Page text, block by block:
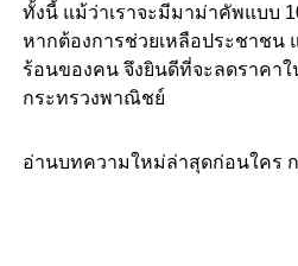
ทั้งนี้ แม้ว่าเราจะมีมาม่าคัพแบบ
หากต้องการช่วยเหลือประชาชน
ร้อนของคน จึงยินดีที่จะลดราคา
กระทรวงพาณิชย์
อ่านบทความใหม่ล่าสุดก่อนใคร ก